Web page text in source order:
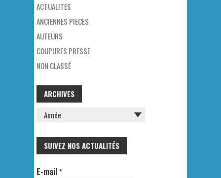
ACTUALITES
ANCIENNES PIECES
AUTEURS
COUPURES PRESSE
NON CLASSÉ
ARCHIVES
SUIVEZ NOS ACTUALITÉS
E-mail *